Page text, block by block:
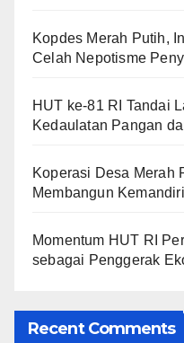
Kopdes Merah Putih,
Celah Nepotisme
HUT ke-81 RI Tandai
Kedaulatan Pangan
Koperasi Desa Merah
Membangun
Momentum HUT RI
sebagai Penggerak
Recent Comments